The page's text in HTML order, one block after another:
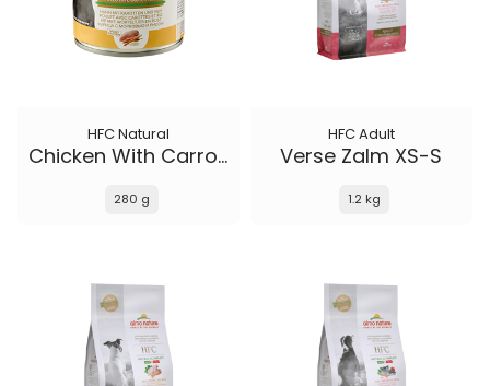
HFC Natural
Chicken With Carrot And Rice
280 g
HFC Adult
Verse Zalm XS-S
1.2 kg